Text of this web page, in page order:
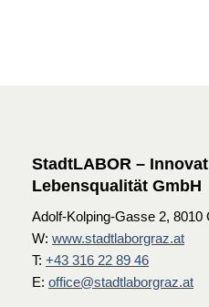
StadtLABOR –
Lebensqualität GmbH
Adolf-Kolping-Gasse 2, 8010
W: www.stadtlaborgraz.at
T: +43 316 22 89 46
E: office@stadtlaborgraz.at